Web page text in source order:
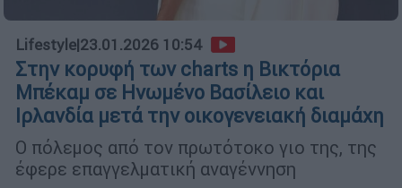
Lifestyle|23.01.2026 10:54
Στην κορυφή των charts η Βικτόρια
Μπέκαμ σε Ηνωμένο Βασίλειο και
Ιρλανδία μετά την οικογενειακή διαμάχη
Ο πόλεμος από τον πρωτότοκο γιο της, της
έφερε επαγγελματική αναγέννηση